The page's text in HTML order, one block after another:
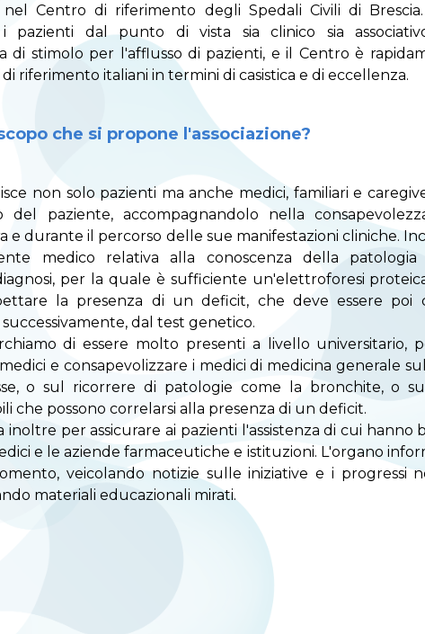
Centro di riferimento degli Spedali Civili di
pazienti dal punto di vista sia clinico sia
di stimolo per l'afflusso di pazienti, e il Centro è
riferimento italiani in termini di casistica e di eccellenza.
che si propone l'associazione?
non solo pazienti ma anche medici, familiari e
paziente, accompagnandolo nella
e durante il percorso delle sue manifestazioni cliniche.
medico relativa alla conoscenza della patologia
per la quale è sufficiente un'elettroforesi
la presenza di un deficit, che deve essere poi
dal test genetico.
di essere molto presenti a livello universitario,
e consapevolizzare i medici di medicina generale
o sul ricorrere di patologie come la bronchite, o
che possono correlarsi alla presenza di un deficit.
inoltre per assicurare ai pazienti l'assistenza di cui hanno
e le aziende farmaceutiche e istituzioni. L'organo
veicolando notizie sulle iniziative e i progressi
materiali educazionali mirati.